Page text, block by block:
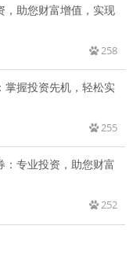
，助您财富增值，实现
258
掌握投资先机，轻松实
255
：专业投资，助您财富
252